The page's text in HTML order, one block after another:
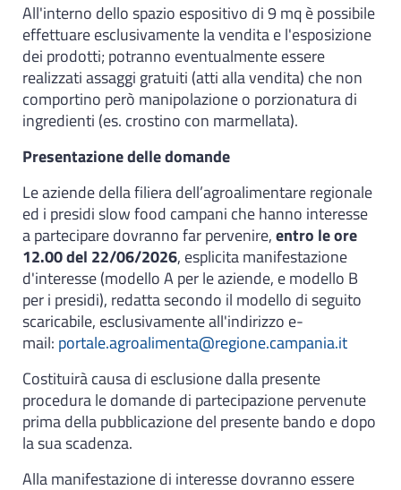
All'interno dello spazio espositivo di 9 mq è possibile
effettuare esclusivamente la vendita e l'esposizione
dei prodotti; potranno eventualmente essere
realizzati assaggi gratuiti (atti alla vendita) che non
comportino però manipolazione o porzionatura di
ingredienti (es. crostino con marmellata).
Presentazione delle domande
Le aziende della filiera dell’agroalimentare regionale
ed i presidi slow food campani che hanno interesse
a partecipare dovranno far pervenire,entro le ore
12.00 del 22/06/2026, esplicita manifestazione
d'interesse (modello A per le aziende, e modello B
per i presidi), redatta secondo il modello di seguito
scaricabile, esclusivamente all'indirizzo e-
mail: portale.agroalimenta@regione.campania.it
Costituirà causa di esclusione dalla presente
procedura le domande di partecipazione pervenute
prima della pubblicazione del presente bando e dopo
la sua scadenza.
Alla manifestazione di interesse dovranno essere